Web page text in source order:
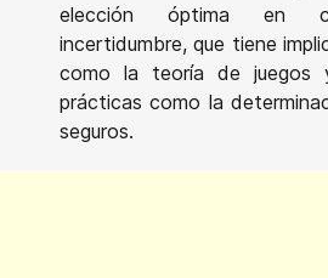
elección óptima en
incertidumbre, que tiene
como la teoría de juegos
prácticas como la
seguros.